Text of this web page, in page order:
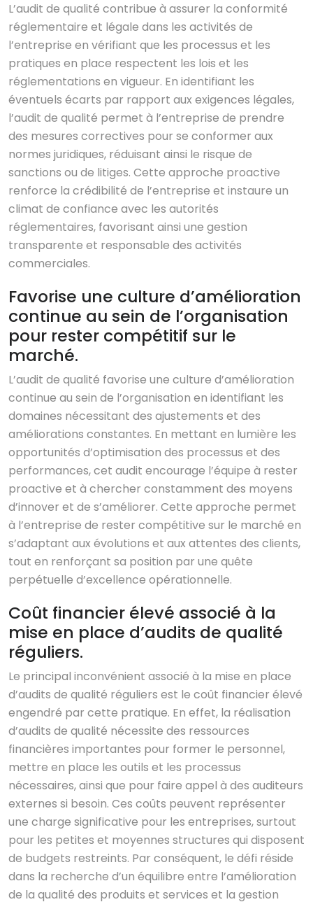
L’audit de qualité contribue à assurer la conformité
réglementaire et légale dans les activités de
l’entreprise en vérifiant que les processus et les
pratiques en place respectent les lois et les
réglementations en vigueur. En identifiant les
éventuels écarts par rapport aux exigences légales,
l’audit de qualité permet à l’entreprise de prendre
des mesures correctives pour se conformer aux
normes juridiques, réduisant ainsi le risque de
sanctions ou de litiges. Cette approche proactive
renforce la crédibilité de l’entreprise et instaure un
climat de confiance avec les autorités
réglementaires, favorisant ainsi une gestion
transparente et responsable des activités
commerciales.
Favorise une culture d’amélioration
continue au sein de l’organisation
pour rester compétitif sur le
marché.
L’audit de qualité favorise une culture d’amélioration
continue au sein de l’organisation en identifiant les
domaines nécessitant des ajustements et des
améliorations constantes. En mettant en lumière les
opportunités d’optimisation des processus et des
performances, cet audit encourage l’équipe à rester
proactive et à chercher constamment des moyens
d’innover et de s’améliorer. Cette approche permet
à l’entreprise de rester compétitive sur le marché en
s’adaptant aux évolutions et aux attentes des clients,
tout en renforçant sa position par une quête
perpétuelle d’excellence opérationnelle.
Coût financier élevé associé à la
mise en place d’audits de qualité
réguliers.
Le principal inconvénient associé à la mise en place
d’audits de qualité réguliers est le coût financier élevé
engendré par cette pratique. En effet, la réalisation
d’audits de qualité nécessite des ressources
financières importantes pour former le personnel,
mettre en place les outils et les processus
nécessaires, ainsi que pour faire appel à des auditeurs
externes si besoin. Ces coûts peuvent représenter
une charge significative pour les entreprises, surtout
pour les petites et moyennes structures qui disposent
de budgets restreints. Par conséquent, le défi réside
dans la recherche d’un équilibre entre l’amélioration
de la qualité des produits et services et la gestion